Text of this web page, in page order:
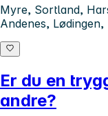
Myre, Sortland,
Andenes,
Er du en
andre?